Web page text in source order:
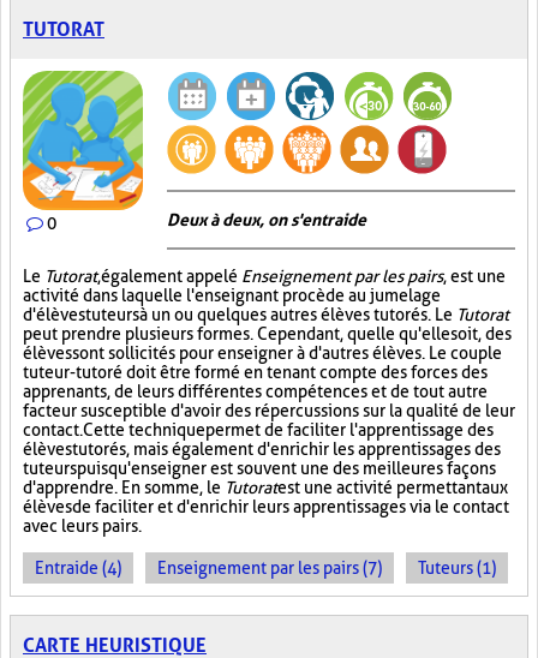
TUTORAT
0 Deux à deux, on s'entraide
Le Tutorat, également appelé Enseignement par les pairs, est une
activité dans laquelle l'enseignant procède au jumelage
d'élèves tuteurs à un ou quelques autres élèves tutorés. Le Tutorat
peut prendre plusieurs formes. Cependant, quelle qu'elle soit, des
élèves sont sollicités pour enseigner à d'autres élèves. Le couple
tuteur-tutoré doit être formé en tenant compte des forces des
apprenants, de leurs différentes compétences et de tout autre
facteur susceptible d'avoir des répercussions sur la qualité de leur
contact. Cette technique permet de faciliter l'apprentissage des
élèves tutorés, mais également d'enrichir les apprentissages des
tuteurs puisqu'enseigner est souvent une des meilleures façons
d'apprendre. En somme, le Tutoratest une activité permettant aux
élèves de faciliter et d'enrichir leurs apprentissages via le contact
avec leurs pairs.
Entraide (4) Enseignement par les pairs (7) Tuteurs (1)
CARTE HEURISTIQUE